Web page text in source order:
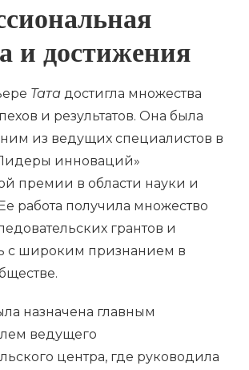
и достижения
Тата достигла множества
и результатов. Она была
из ведущих специалистов в
инноваций»
премии в области науки и
работа получила множество
грантов и
с широким признанием в
назначена главным
ведущего
центра, где руководила